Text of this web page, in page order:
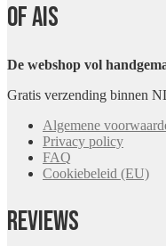
Of Ais
De webshop vol
Gratis verzending binnen
Algemene
Privacy policy
FAQ
Cookiebeleid (EU)
Reviews